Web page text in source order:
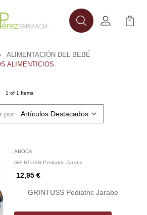
BuscarMi Cuenta
Mi
ALIMENTACIÓN DEL BEBÉ
ALIMENTICIOS
1 of 1 Items
por:
ABOCA
GRINTUSS Pediatric Jarabe
12,95 €
GRINTUSS Pediatric Jarabe